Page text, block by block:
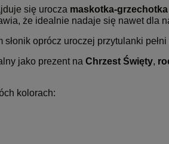
się urocza maskotka-grzechotka
że idealnie nadaje się nawet dla
słonik oprócz uroczej przytulanki
jako prezent na Chrzest Święty,
kolorach: